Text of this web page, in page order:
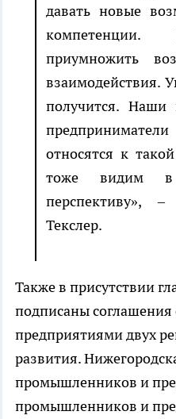
давать новые
приумножить
взаимодействия.
получится.
относятся к
тоже видим
перспективу»,
Текслер.
Также в присутствии
подписаны соглашения
предприятиями двух
развития.
промышленников и
промышленников и